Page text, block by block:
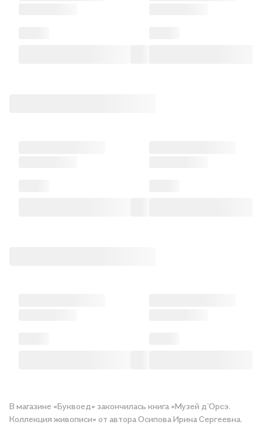
В магазине «Буквоед» закончилась книга «Музей д`Орсэ.
Коллекция живописи» от автора Осипова Ирина Сергеевна.